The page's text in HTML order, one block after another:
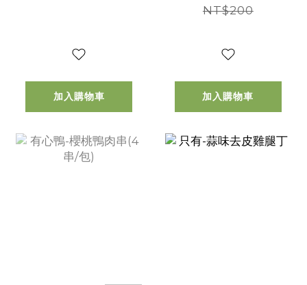
加入購物車
2026/9/23)
NT$200
加入購物車